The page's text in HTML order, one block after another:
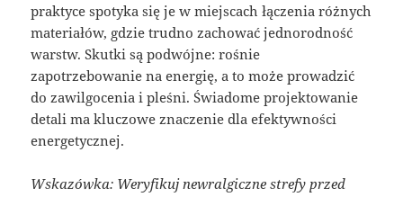
praktyce spotyka się je w miejscach łączenia różnych
materiałów, gdzie trudno zachować jednorodność
warstw. Skutki są podwójne: rośnie
zapotrzebowanie na energię, a to może prowadzić
do zawilgocenia i pleśni. Świadome projektowanie
detali ma kluczowe znaczenie dla efektywności
energetycznej.
Wskazówka: Weryfikuj newralgiczne strefy przed